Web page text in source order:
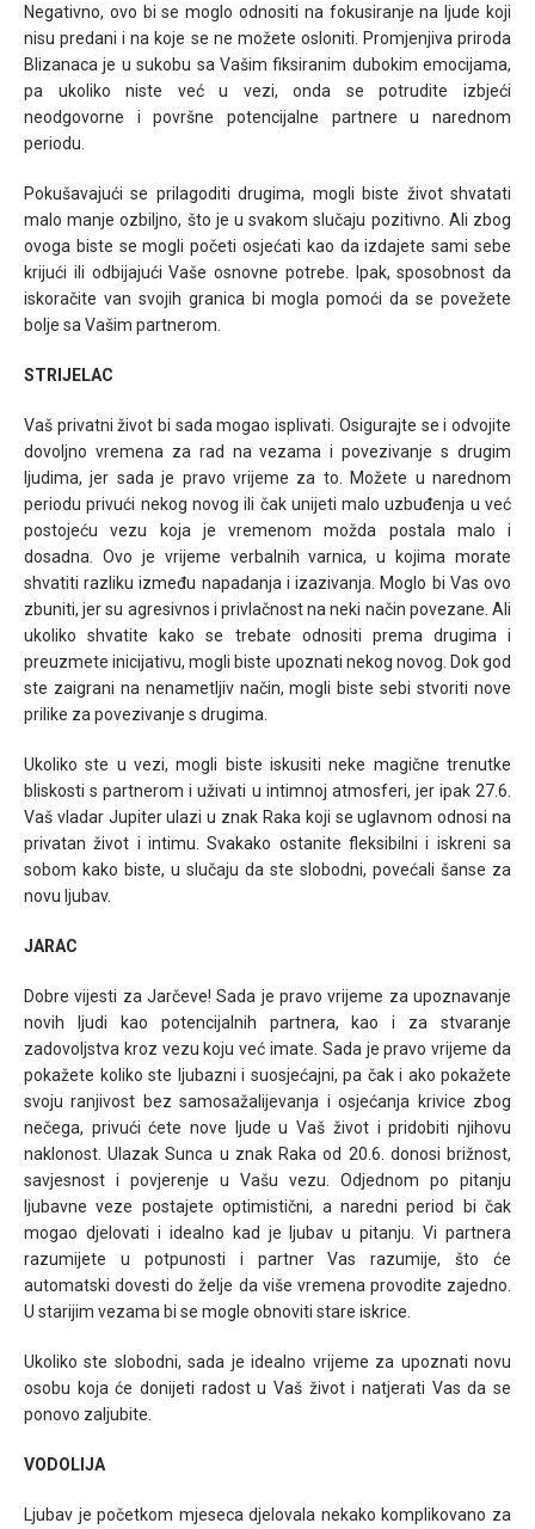
Negativno, ovo bi se moglo odnositi na fokusiranje na ljude koji
nisu predani i na koje se ne možete osloniti. Promjenjiva priroda
Blizanaca je u sukobu sa Vašim fiksiranim dubokim emocijama,
pa ukoliko niste već u vezi, onda se potrudite izbjeći
neodgovorne i površne potencijalne partnere u narednom
periodu.
Pokušavajući se prilagoditi drugima, mogli biste život shvatati
malo manje ozbiljno, što je u svakom slučaju pozitivno. Ali zbog
ovoga biste se mogli početi osjećati kao da izdajete sami sebe
krijući ili odbijajući Vaše osnovne potrebe. Ipak, sposobnost da
iskoračite van svojih granica bi mogla pomoći da se povežete
bolje sa Vašim partnerom.
STRIJELAC
Vaš privatni život bi sada mogao isplivati. Osigurajte se i odvojite
dovoljno vremena za rad na vezama i povezivanje s drugim
ljudima, jer sada je pravo vrijeme za to. Možete u narednom
periodu privući nekog novog ili čak unijeti malo uzbuđenja u već
postojeću vezu koja je vremenom možda postala malo i
dosadna. Ovo je vrijeme verbalnih varnica, u kojima morate
shvatiti razliku između napadanja i izazivanja. Moglo bi Vas ovo
zbuniti, jer su agresivnos i privlačnost na neki način povezane. Ali
ukoliko shvatite kako se trebate odnositi prema drugima i
preuzmete inicijativu, mogli biste upoznati nekog novog. Dok god
ste zaigrani na nenametljiv način, mogli biste sebi stvoriti nove
prilike za povezivanje s drugima.
Ukoliko ste u vezi, mogli biste iskusiti neke magične trenutke
bliskosti s partnerom i uživati u intimnoj atmosferi, jer ipak 27.6.
Vaš vladar Jupiter ulazi u znak Raka koji se uglavnom odnosi na
privatan život i intimu. Svakako ostanite fleksibilni i iskreni sa
sobom kako biste, u slučaju da ste slobodni, povećali šanse za
novu ljubav.
JARAC
Dobre vijesti za Jarčeve! Sada je pravo vrijeme za upoznavanje
novih ljudi kao potencijalnih partnera, kao i za stvaranje
zadovoljstva kroz vezu koju već imate. Sada je pravo vrijeme da
pokažete koliko ste ljubazni i suosjećajni, pa čak i ako pokažete
svoju ranjivost bez samosažalijevanja i osjećanja krivice zbog
nečega, privući ćete nove ljude u Vaš život i pridobiti njihovu
naklonost. Ulazak Sunca u znak Raka od 20.6. donosi brižnost,
savjesnost i povjerenje u Vašu vezu. Odjednom po pitanju
ljubavne veze postajete optimistični, a naredni period bi čak
mogao djelovati i idealno kad je ljubav u pitanju. Vi partnera
razumijete u potpunosti i partner Vas razumije, što će
automatski dovesti do želje da više vremena provodite zajedno.
U starijim vezama bi se mogle obnoviti stare iskrice.
Ukoliko ste slobodni, sada je idealno vrijeme za upoznati novu
osobu koja će donijeti radost u Vaš život i natjerati Vas da se
ponovo zaljubite.
VODOLIJA
Ljubav je početkom mjeseca djelovala nekako komplikovano za